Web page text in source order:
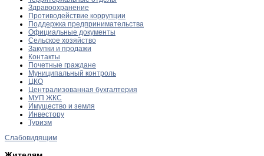
Здравоохранение
Противодействие коррупции
Поддержка предпринимательства
Официальные документы
Сельское хозяйство
Закупки и продажи
Контакты
Почетные граждане
Муниципальный контроль
ЦКО
Централизованная бухгалтерия
МУП ЖКС
Имущество и земля
Инвестору
Туризм
Слабовидящим